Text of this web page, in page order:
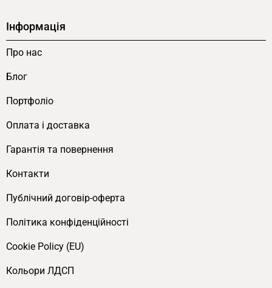
торгового обладнання, єдиний переріз без
допоміжних тонших елементів —
щоденного зношення — каркас зберігає
матовий чорний тон роками.
основа 0.6 м² для центральних острівних
або пристінних позицій, висота 1500 мм у
Виготовлення на замовлення.
декор ЛДСП-основи з палітри FLEX PRIDE,
каркасу узгоджуються індивідуально.
Інформація
Про нас
Блог
Портфоліо
Оплата і доставка
Гарантія та повернення
Контакти
Публічний договір-оферта
Політика конфіденційності
Cookie Policy (EU)
Кольори ЛДСП